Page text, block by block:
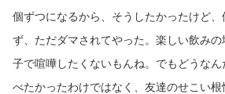
個ずつになるから、そうしたかったけど
ず、ただダマされてやった。楽しい飲み
子で喧嘩したくないもんね。でもどうな
べたかったわけではなく、友達のせこい